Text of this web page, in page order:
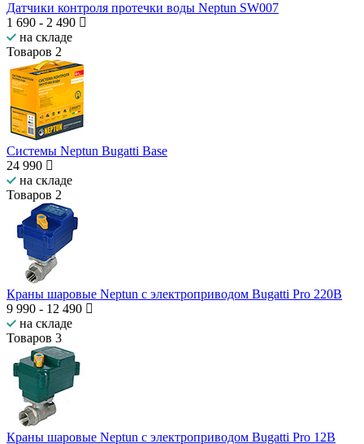
Датчики контроля протечки воды Neptun SW007
1 690 - 2 490
на складе
Товаров 2
Системы Neptun Bugatti Base
24 990
на складе
Товаров 2
Краны шаровые Neptun с электроприводом Bugatti Pro 220В
9 990 - 12 490
на складе
Товаров 3
Краны шаровые Neptun с электроприводом Bugatti Pro 12В